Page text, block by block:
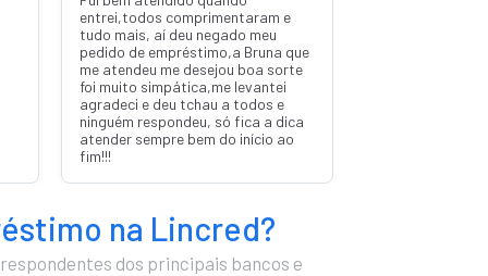
entrei,todos comprimentaram e
tudo mais, aí deu negado meu
pedido de empréstimo,a Bruna que
me atendeu me desejou boa sorte
foi muito simpática,me levantei
agradeci e deu tchau a todos e
ninguém respondeu, só fica a dica
atender sempre bem do início ao
fim!!!
na Lincred?
dos principais bancos e